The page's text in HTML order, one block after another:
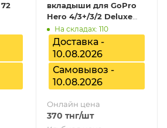
вкладыши для GoPro
Hero 4/3+/3/2 Deluxe
DLGP-86
На складах: 110
Доставка -
10.08.2026
Самовывоз -
10.08.2026
Онлайн цена
370 тнг/шт